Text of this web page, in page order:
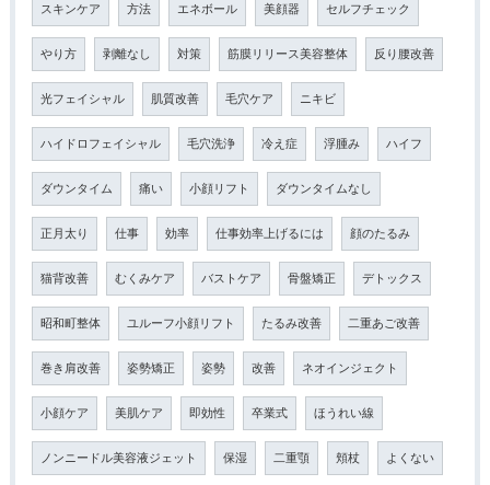
スキンケア 方法 エネボール 美顔器 セルフチェック
やり方 剥離なし 対策 筋膜リリース美容整体 反り腰改善
光フェイシャル 肌質改善 毛穴ケア ニキビ
ハイドロフェイシャル 毛穴洗浄 冷え症 浮腫み ハイフ
ダウンタイム 痛い 小顔リフト ダウンタイムなし
正月太り 仕事 効率 仕事効率上げるには 顔のたるみ
猫背改善 むくみケア バストケア 骨盤矯正 デトックス
昭和町整体 ユルーフ小顔リフト たるみ改善 二重あご改善
巻き肩改善 姿勢矯正 姿勢 改善 ネオインジェクト
小顔ケア 美肌ケア 即効性 卒業式 ほうれい線
ノンニードル美容液ジェット 保湿 二重顎 頬杖 よくない